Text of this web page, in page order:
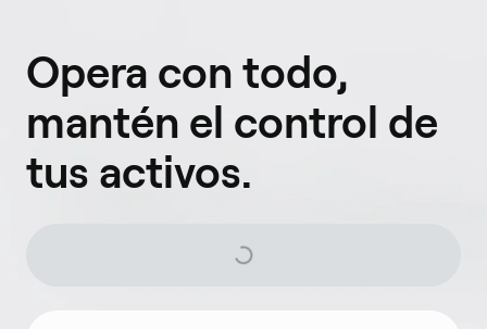
Opera con todo,
mantén el control de
tus activos.